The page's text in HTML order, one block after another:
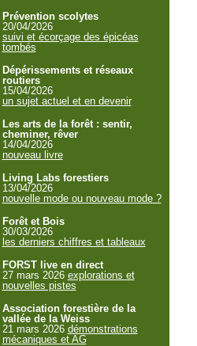
Prévention scolytes
20/04/2026
suivi et écorçage des épicéas
tombés
Dépérissements et réseaux
routiers
15/04/2026
un sujet actuel et en devenir
Les arts de la forêt : sentir,
cheminer, rêver
14/04/2026
nouveau livre
Living Labs forestiers
13/04/2026
nouvelle mode ou nouveau mode ?
Forêt et Bois
30/03/2026
les derniers chiffres et tableaux
FORST live en direct
27 mars 2026 explorations et
nouvelles pistes
Association forestière de la
vallée de la Weiss
21 mars 2026 démonstrations
mécaniques et AG